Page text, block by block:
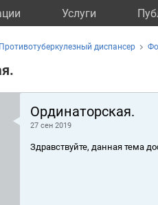
Услуги
Противотуберкулезный диспансер
Ординаторская.
27 сен 2019
Здравствуйте, данная тема